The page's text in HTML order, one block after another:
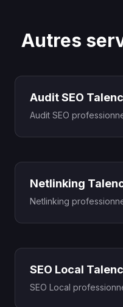
Autres
Audit SEO
Audit SEO
Netlinking
Netlinking
SEO Local
SEO Local